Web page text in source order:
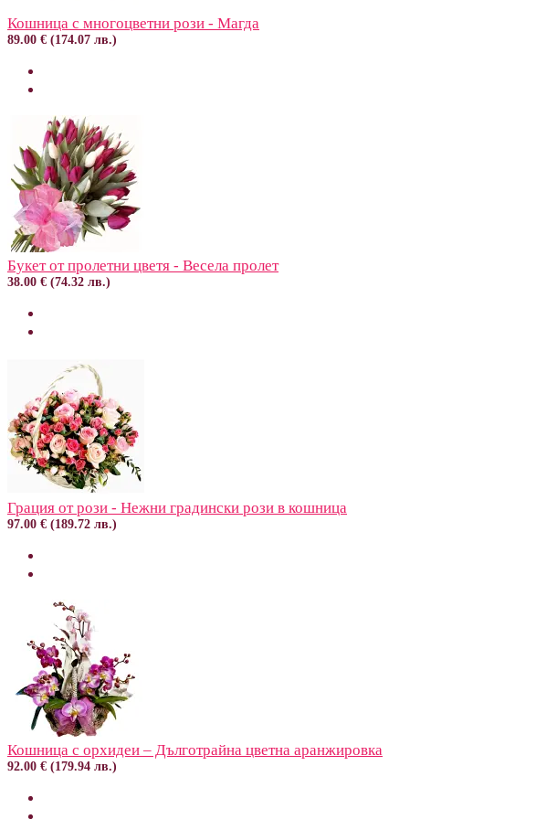
Кошница с многоцветни рози - Магда
89.00 € (174.07 лв.)
Букет от пролетни цветя - Весела пролет
38.00 € (74.32 лв.)
Грация от рози - Нежни градински рози в кошница
97.00 € (189.72 лв.)
Кошница с орхидеи – Дълготрайна цветна аранжировка
92.00 € (179.94 лв.)